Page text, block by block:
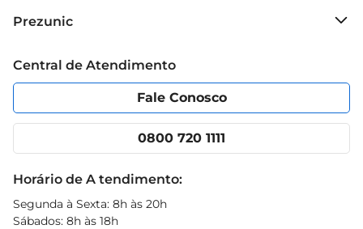
Grupo Cencosud
Política de Privacidade
Portal do fornecedor
Cencosud Media
Prezunic
Código de Ética
App Prezunic
Central de Atendimento
Fale Conosco
0800 720 1111
Horário de A tendimento:
Segunda à Sexta: 8h às 20h
Sábados: 8h às 18h